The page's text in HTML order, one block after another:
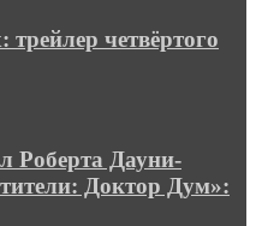
четвёртого
Роберта Дауни-
Доктор Дум»: